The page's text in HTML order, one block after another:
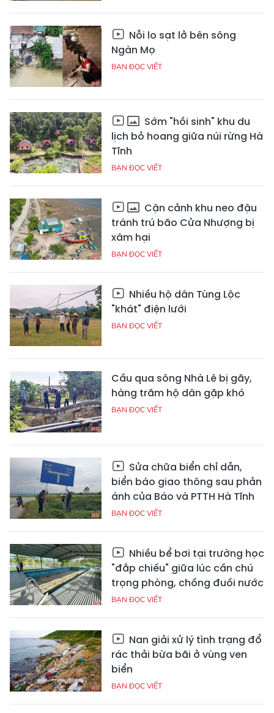
Nỗi lo sạt lở bên sông
Ngàn Mọ
BẠN ĐỌC VIẾT
Sớm "hồi sinh" khu du
lịch bỏ hoang giữa núi rừng Hà
Tĩnh
BẠN ĐỌC VIẾT
Cận cảnh khu neo đậu
tránh trú bão Cửa Nhượng bị
xâm hại
BẠN ĐỌC VIẾT
Nhiều hộ dân Tùng Lộc
"khát" điện lưới
BẠN ĐỌC VIẾT
Cầu qua sông Nhà Lê bị gãy,
hàng trăm hộ dân gặp khó
BẠN ĐỌC VIẾT
Sửa chữa biển chỉ dẫn,
biển báo giao thông sau phản
ánh của Báo và PTTH Hà Tĩnh
BẠN ĐỌC VIẾT
Nhiều bể bơi tại trường học
"đắp chiếu" giữa lúc cần chú
trọng phòng, chống đuối nước
BẠN ĐỌC VIẾT
Nan giải xử lý tình trạng đổ
rác thải bừa bãi ở vùng ven
biển
BẠN ĐỌC VIẾT